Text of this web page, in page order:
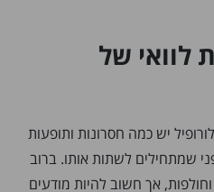
לוואי של
יש כמה חסרונות ותופעות
שמתחילים לשתות אותו. ברוב
אך חשוב להיות מודעים